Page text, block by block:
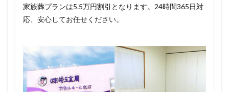
家族葬プランは5.5万円割引となります。24時間365日対
応、安心してお任せください。